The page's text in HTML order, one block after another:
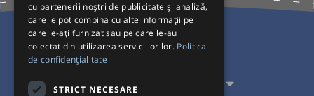
Pentru Călători
Pentru Transportatori
cu partenerii noștri de publicitate și analiză,
care le pot combina cu alte informații pe
care le-ați furnizat sau pe care le-au
colectat din utilizarea serviciilor lor. Politica
de confidențialitate
STRICT NECESARE